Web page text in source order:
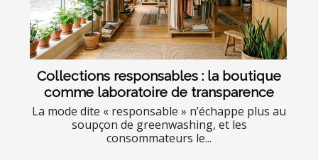
Collections responsables : la boutique
comme laboratoire de transparence
La mode dite « responsable » n’échappe plus au
soupçon de greenwashing, et les
consommateurs le...